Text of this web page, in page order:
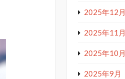
2025年12月
2025年11月
2025年10月
2025年9月